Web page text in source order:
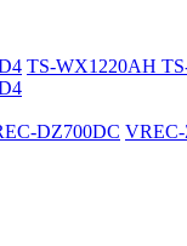
TS-WX1220AH
DZ700DC